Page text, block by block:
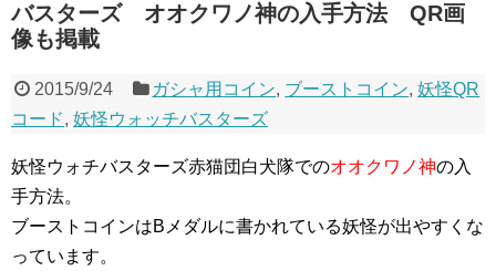
バスターズ オオクワノ神の入手方法 QR画
像も掲載
2015/9/24 ガシャ用コイン, ブーストコイン,妖怪QR
コード, 妖怪ウォッチバスターズ
妖怪ウォチバスターズ赤猫団白犬隊でのオオクワノ神の入
手方法。
ブーストコインはBメダルに書かれている妖怪が出やすくな
っています。